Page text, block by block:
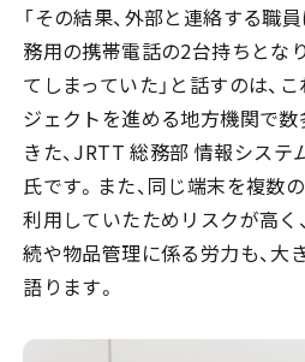
「その結果、外部と連絡する職
務用の携帯電話の2台持ちとな
てしまっていた」と話すのは、
ジェクトを進める地方機関で
きた、JRTT 総務部 情報システ
氏です。また、同じ端末を複数
利用していたためリスクが高く
続や物品管理に係る労力も、大
語ります。